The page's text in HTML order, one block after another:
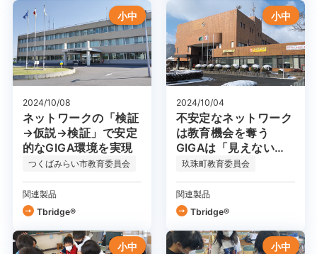
小中
2024/10/08
ネットワークの「検証
→仮説→検証」で安定
的なGIGA環境を実現
つくばみらい市教育委員会
関連製品
Tbridge®
小中
2024/10/04
不安定なネットワーク
は教育機会を奪う
GIGAは「見えないと
ころ」が大事
玖珠町教育委員会
関連製品
Tbridge®
小中 小中